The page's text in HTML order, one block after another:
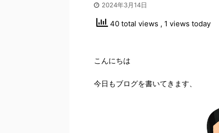
2024年3月14日
40 total views , 1 views today
こんにちは
今日もブログを書いてきます、